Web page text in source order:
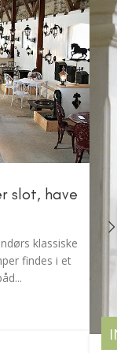
slot, have
klassiske
findes i et